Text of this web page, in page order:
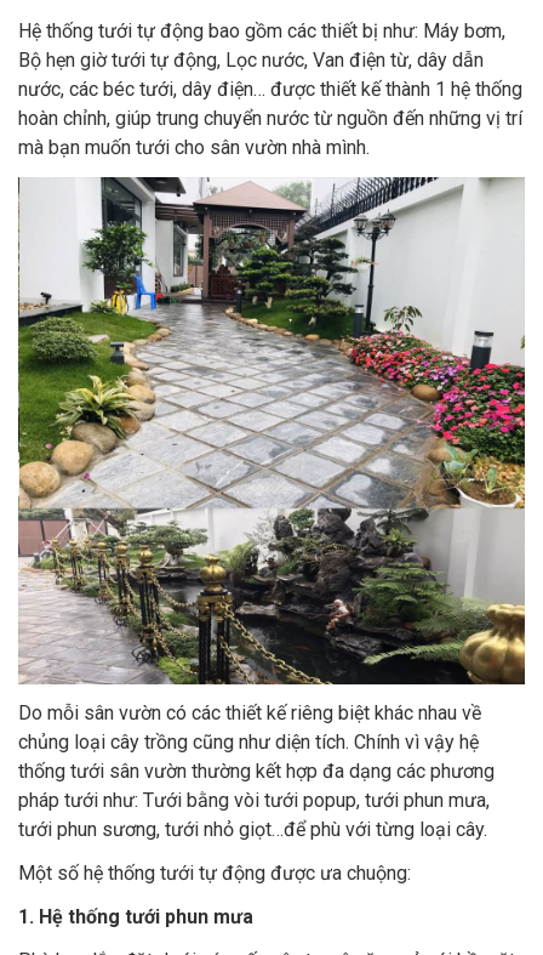
Hệ thống tưới tự động bao gồm các thiết bị như: Máy bơm,
Bộ hẹn giờ tưới tự động, Lọc nước, Van điện từ, dây dẫn
nước, các béc tưới, dây điện… được thiết kế thành 1 hệ thống
hoàn chỉnh, giúp trung chuyển nước từ nguồn đến những vị trí
mà bạn muốn tưới cho sân vườn nhà mình.
Do mỗi sân vườn có các thiết kế riêng biệt khác nhau về
chủng loại cây trồng cũng như diện tích. Chính vì vậy hệ
thống tưới sân vườn thường kết hợp đa dạng các phương
pháp tưới như: Tưới bằng vòi tưới popup, tưới phun mưa,
tưới phun sương, tưới nhỏ giọt…để phù với từng loại cây.
Một số hệ thống tưới tự động được ưa chuộng:
1. Hệ thống tưới phun mưa